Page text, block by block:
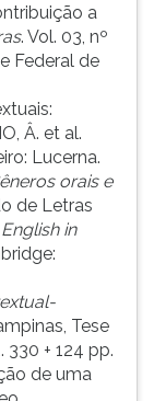
a
. Vol. 03, nº
Federal de
Â. et al.
Lucerna.
orais e
de Letras
in
Tese
+ 124 pp.
de uma